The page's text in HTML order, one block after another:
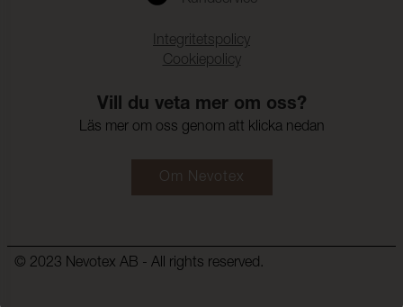
Integritetspolicy
Cookiepolicy
Vill du veta mer om oss?
Läs mer om oss genom att klicka nedan
Om Nevotex
© 2023 Nevotex AB - All rights reserved.